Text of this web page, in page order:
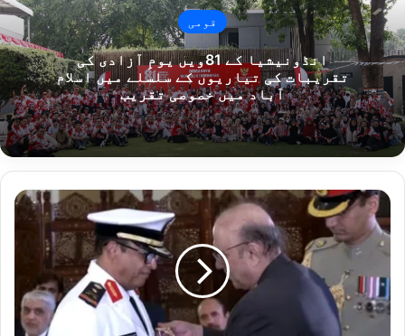
قومی
انڈونیشیا کے 81ویں یومِ آزادی کی
تقریبات کی تیاریوں کے سلسلے میں اسلام
آباد میں خصوصی تقریب
ص
د
ر
م
م
ل
ک